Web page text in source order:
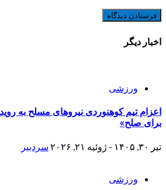
اخبار دیگر
ورزشی
اعزام تیم کوهنوردی نیروهای مسلح به
برای صلح»
تیر ۳۰, ۱۴۰۵ - ژوئیه ۲۱, ۲۰۲۶ سردبیر
ورزشی